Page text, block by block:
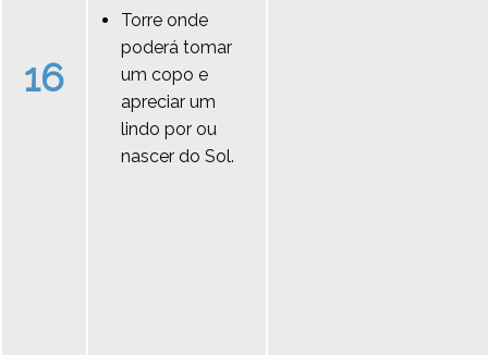
16
Torre onde
poderá tomar
um copo e
apreciar um
lindo por ou
nascer do Sol.